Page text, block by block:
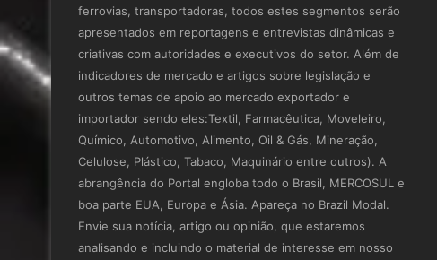
ferrovias, transportadoras, todos estes segmentos serão
apresentados em reportagens e entrevistas dinâmicas e
criativas com autoridades e executivos do setor. Além de
indicadores de mercado e artigos sobre legislação e
outros temas de apoio ao mercado exportador e
importador sendo eles:Textil, Farmacêutica, Moveleiro,
Químico, Automotivo, Alimento, Oil & Gás, Mineração,
Celulose, Plástico, Tabaco, Maquinário entre outros). A
abrangência do Portal engloba todo o Brasil, MERCOSUL e
boa parte EUA, Europa e Ásia. Apareça no Brazil Modal.
Envie sua notícia, artigo ou opinião, que estaremos
analisando e incluindo o material de interesse em nosso